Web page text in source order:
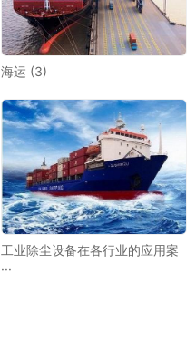
海运 (3)
工业除尘设备在各行业的应用案
···